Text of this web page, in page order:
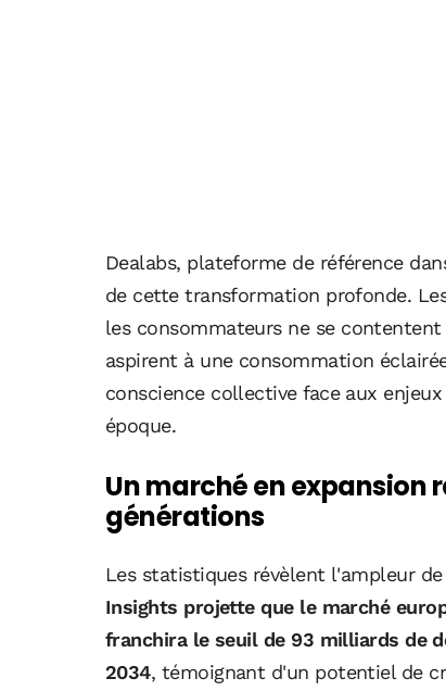
Dealabs, plateforme de référence
de cette transformation profonde.
les consommateurs ne se
aspirent à une consommation
conscience collective face aux
époque.
Un marché en expansion
générations
Les statistiques révèlent l'ampleur
Insights projette que le marché
franchira le seuil de 93 milliards de
2034, témoignant d'un potentiel de